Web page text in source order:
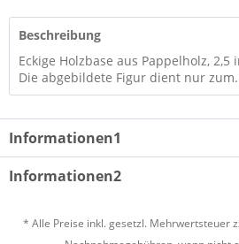
Beschreibung
Eckige Holzbase aus Pappelholz, 2,5
Die abgebildete Figur dient nur
Informationen1
Informationen2
* Alle Preise inkl. gesetzl. Mehrwertsteuer